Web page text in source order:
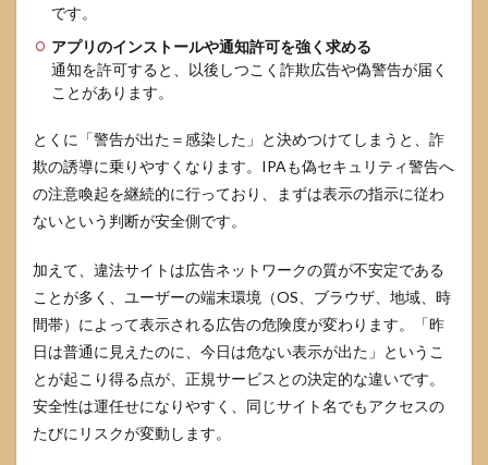
です。
アプリのインストールや通知許可を強く求める
通知を許可すると、以後しつこく詐欺広告や偽警告が届く
ことがあります。
とくに「警告が出た＝感染した」と決めつけてしまうと、詐
欺の誘導に乗りやすくなります。IPAも偽セキュリティ警告へ
の注意喚起を継続的に行っており、まずは表示の指示に従わ
ないという判断が安全側です。
加えて、違法サイトは広告ネットワークの質が不安定である
ことが多く、ユーザーの端末環境（OS、ブラウザ、地域、時
間帯）によって表示される広告の危険度が変わります。「昨
日は普通に見えたのに、今日は危ない表示が出た」というこ
とが起こり得る点が、正規サービスとの決定的な違いです。
安全性は運任せになりやすく、同じサイト名でもアクセスの
たびにリスクが変動します。